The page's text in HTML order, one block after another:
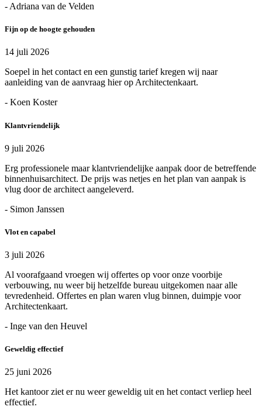
- Adriana van de Velden
Fijn op de hoogte gehouden
14 juli 2026
Soepel in het contact en een gunstig tarief kregen wij naar
aanleiding van de aanvraag hier op Architectenkaart.
- Koen Koster
Klantvriendelijk
9 juli 2026
Erg professionele maar klantvriendelijke aanpak door de betreffende
binnenhuisarchitect. De prijs was netjes en het plan van aanpak is
vlug door de architect aangeleverd.
- Simon Janssen
Vlot en capabel
3 juli 2026
Al voorafgaand vroegen wij offertes op voor onze voorbije
verbouwing, nu weer bij hetzelfde bureau uitgekomen naar alle
tevredenheid. Offertes en plan waren vlug binnen, duimpje voor
Architectenkaart.
- Inge van den Heuvel
Geweldig effectief
25 juni 2026
Het kantoor ziet er nu weer geweldig uit en het contact verliep heel
effectief.